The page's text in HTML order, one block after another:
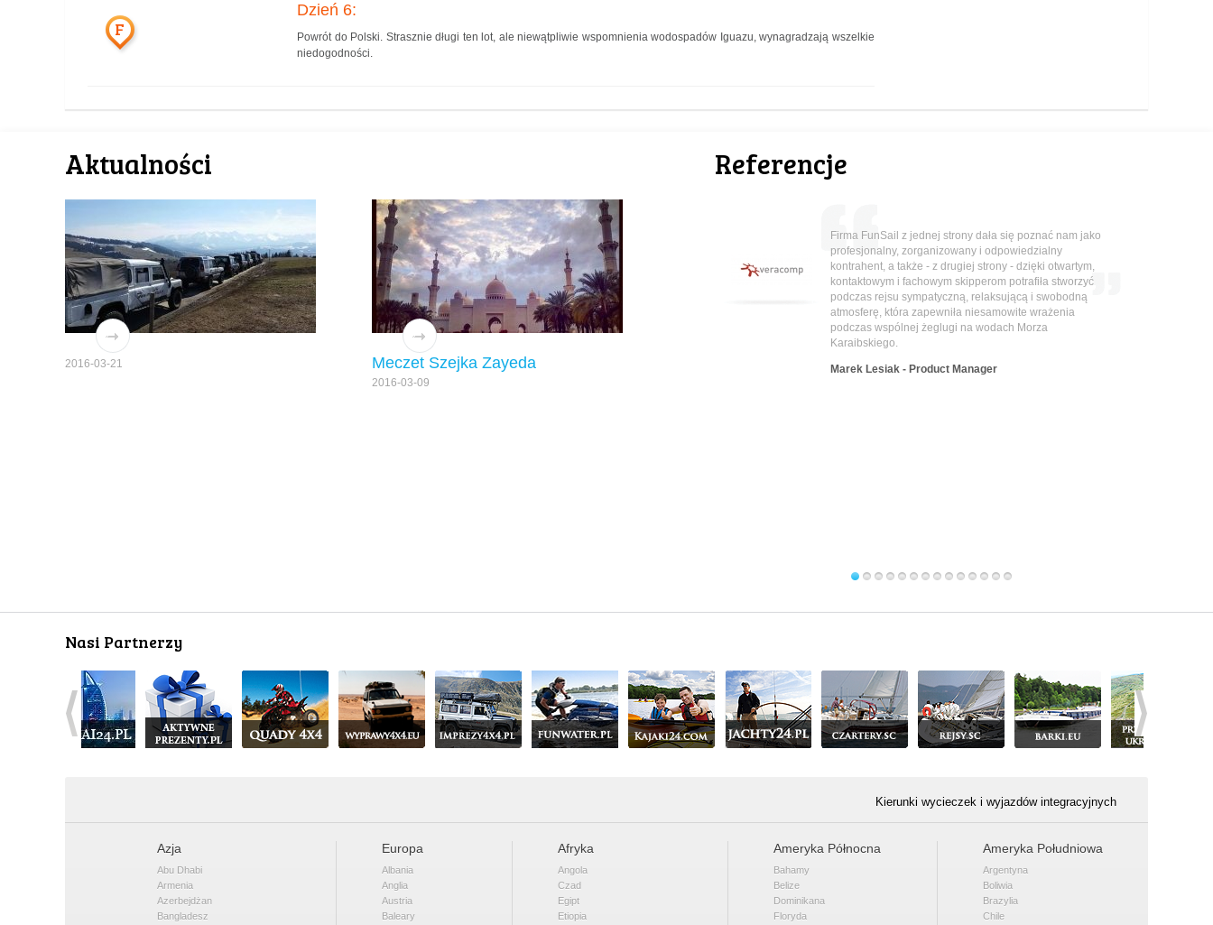
F
Dzień 6:
Powrót do Polski. Strasznie długi ten lot, ale niewątpliwie wspomnienia wodospadów Iguazu, wynagradzają wszelkie
niedogodności.
Aktualności
2016-03-21 Meczet Szejka Zayeda
2016-03-09
Referencje
Firma FunSail z jednej strony dała się poznać nam jako
profesjonalny, zorganizowany i odpowiedzialny
kontrahent, a także - z drugiej strony - dzięki otwartym,
kontaktowym i fachowym skipperom potrafiła stworzyć
podczas rejsu sympatyczną, relaksującą i swobodną
atmosferę, która zapewniła niesamowite wrażenia
podczas wspólnej żeglugi na wodach Morza
Karaibskiego.
Marek Lesiak - Product Manager
Nasi Partnerzy
Kierunki wycieczek i wyjazdów integracyjnych
Azja
Abu Dhabi
Armenia
Azerbejdżan
Bangladesz
Europa
Albania
Anglia
Austria
Baleary
Afryka
Angola
Czad
Egipt
Etiopia
Ameryka Północna
Bahamy
Belize
Dominikana
Floryda
Ameryka Południowa
Argentyna
Boliwia
Brazylia
Chile